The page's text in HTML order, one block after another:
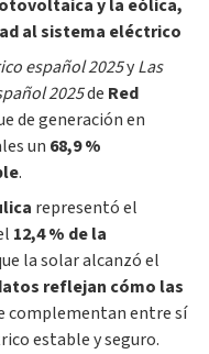
y la eólica,
al sistema eléctrico
español 2025yLas
2025de Red
de generación en
un 68,9 %
.
representó el
12,4 % de la
la solar alcanzó el
reflejan cómo las
complementan entre sí
estable y seguro.